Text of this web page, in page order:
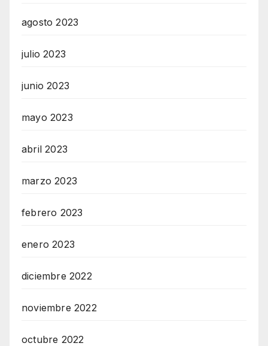
agosto 2023
julio 2023
junio 2023
mayo 2023
abril 2023
marzo 2023
febrero 2023
enero 2023
diciembre 2022
noviembre 2022
octubre 2022